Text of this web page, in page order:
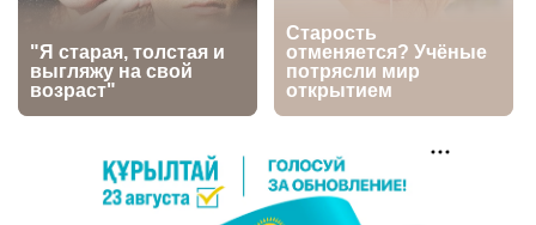
6
🗣Глава государства направил телеграмму
соболезнования родным и близким Халық
қаһарманы Ивана Гапича
2799 2 42
🇫🇷 Клуб ПСЖ объявил об открытии своей
футбольной академии в Астане